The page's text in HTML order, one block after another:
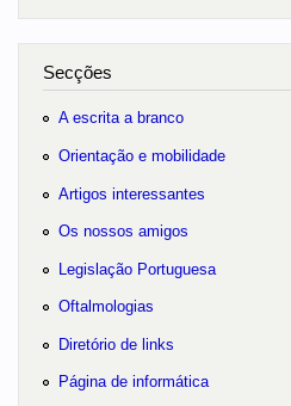
Secções
A escrita a branco
Orientação e mobilidade
Artigos interessantes
Os nossos amigos
Legislação Portuguesa
Oftalmologias
Diretório de links
Página de informática